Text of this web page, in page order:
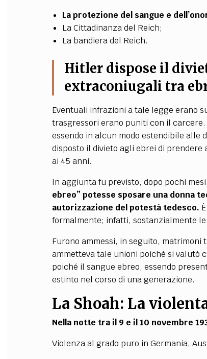
La protezione del sangue e
La Cittadinanza del Reich;
La bandiera del Reich.
Hitler dispose il
extraconiugali tra
Eventuali infrazioni a tale legge erano
trasgressori erano puniti con il
essendo in alcun modo estendibile alle
disposto il divieto agli ebrei di
ai 45 anni.
In aggiunta fu previsto, dopo pochi
ebreo” potesse sposare una donna
autorizzazione del potestà tedesco.
formalmente; infatti, sostanzialmente
Furono ammessi, in seguito,
ammetteva tale unioni poiché si valutò
poiché il sangue ebreo, essendo
estinto nel corso di una generazione.
La Shoah: La
Nella notte tra il 9 e il 10 novembre
Violenza al grado puro in Germania,